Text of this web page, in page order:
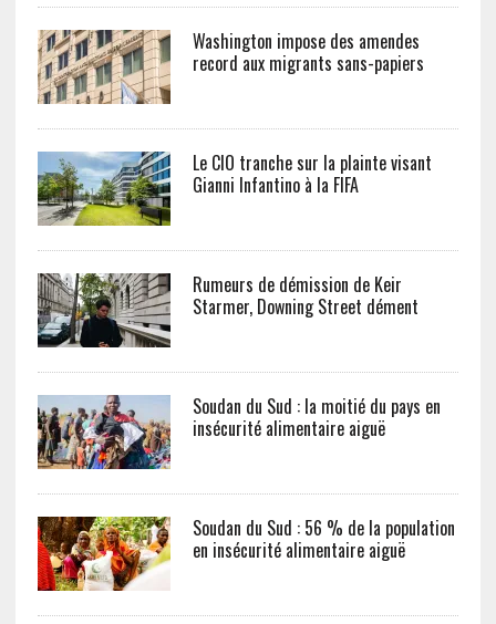
Washington impose des amendes
record aux migrants sans-papiers
Le CIO tranche sur la plainte visant
Gianni Infantino à la FIFA
Rumeurs de démission de Keir
Starmer, Downing Street dément
Soudan du Sud : la moitié du pays en
insécurité alimentaire aiguë
Soudan du Sud : 56 % de la population
en insécurité alimentaire aiguë